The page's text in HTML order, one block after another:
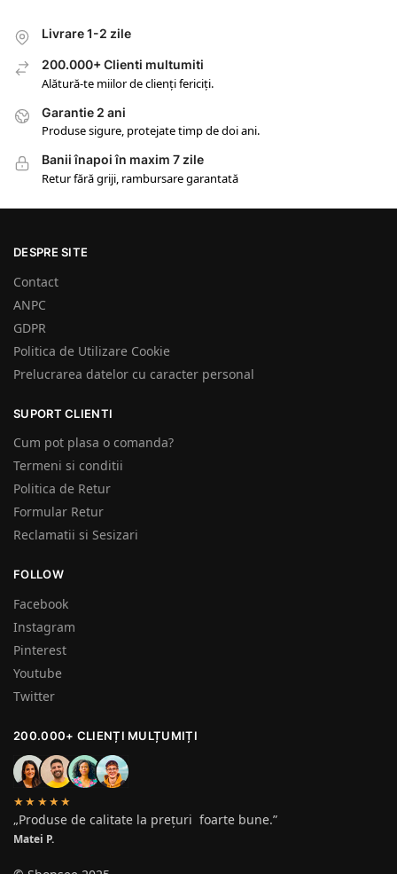
Livrare 1-2 zile
200.000+ Clienti multumiti
Alătură-te miilor de clienți fericiți.
Garantie 2 ani
Produse sigure, protejate timp de doi ani.
Banii înapoi în maxim 7 zile
Retur fără griji, rambursare garantată
DESPRE SITE
Contact
ANPC
GDPR
Politica de Utilizare Cookie
Prelucrarea datelor cu caracter personal
SUPORT CLIENTI
Cum pot plasa o comanda?
Termeni si conditii
Politica de Retur
Formular Retur
Reclamatii si Sesizari
FOLLOW
Facebook
Instagram
Pinterest
Youtube
Twitter
200.000+ CLIENȚI MULȚUMIȚI
★★★★★
„Produse de calitate la prețuri foarte bune.”
Matei P.